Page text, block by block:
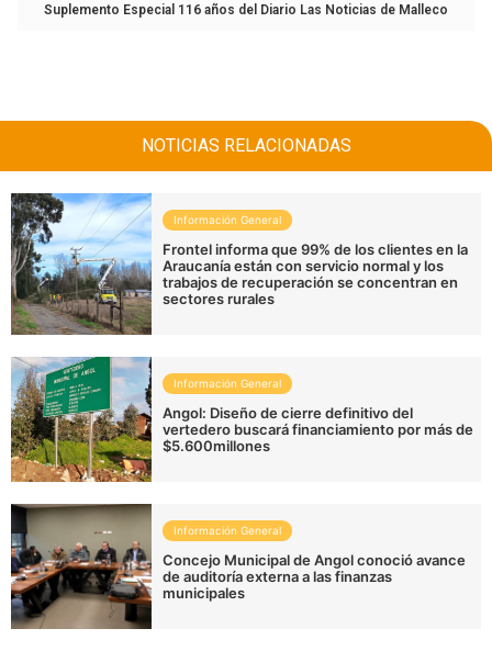
Suplemento Especial 116 años del Diario Las Noticias de Malleco
NOTICIAS RELACIONADAS
Información General
Frontel informa que 99% de los clientes en la
Araucanía están con servicio normal y los
trabajos de recuperación se concentran en
sectores rurales
Información General
Angol: Diseño de cierre definitivo del
vertedero buscará financiamiento por más de
$5.600millones
Información General
Concejo Municipal de Angol conoció avance
de auditoría externa a las finanzas
municipales